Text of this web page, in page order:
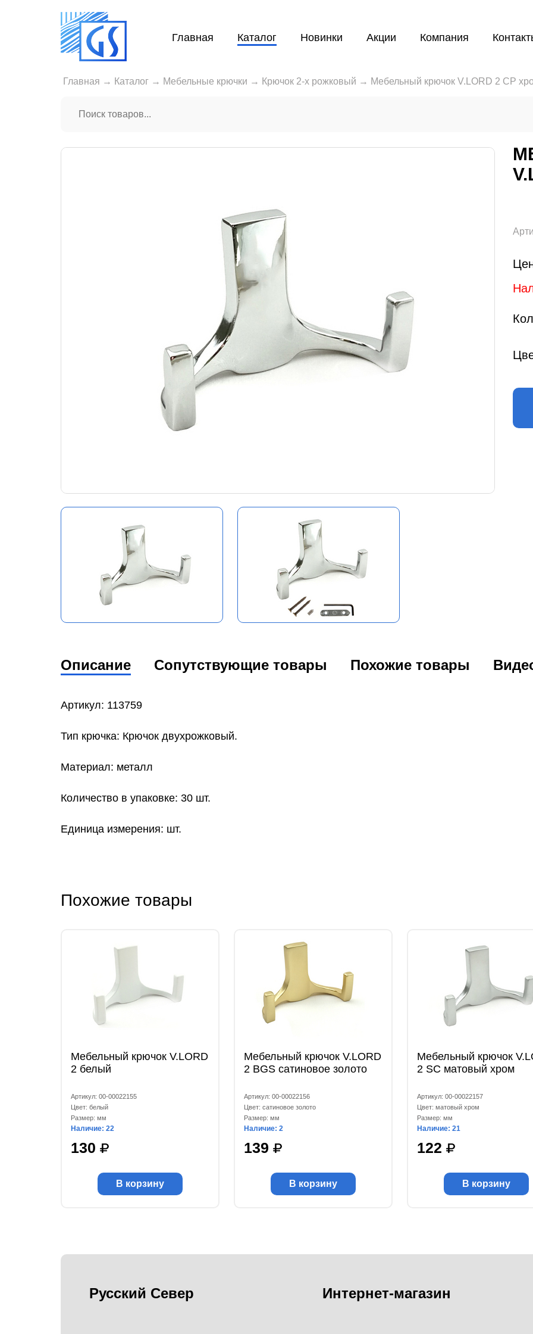
Главная Каталог Новинки Акции Компания
Главная → Каталог → Мебельные крючки → Крючок 2-х рожковый → Мебельный крючок V.LORD 2 CP
Описание Сопутствующие товары Похожие товары
Артикул: 113759
Тип крючка: Крючок двухрожковый.
Материал: металл
Количество в упаковке: 30 шт.
Единица измерения: шт.
Похожие товары
Мебельный крючок V.LORD
2 белый
Артикул: 00-00022155
Цвет: белый
Размер: мм
Наличие: 22
130
В корзину
Мебельный крючок V.LORD
2 BGS сатиновое золото
Артикул: 00-00022156
Цвет: сатиновое золото
Размер: мм
Наличие: 2
139
В корзину
Мебельный крючок
2 SC матовый хром
Артикул: 00-00022157
Цвет: матовый хром
Размер: мм
Наличие: 21
122
В корзину
Русский Север Интернет-магазин